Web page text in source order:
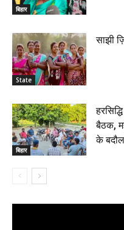
बिहार
State
साझी
बिहार
बैठक,
के